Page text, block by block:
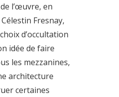
l’œuvre, en
Fresnay,
d’occultation
idée de faire
les mezzanines,
architecture
certaines